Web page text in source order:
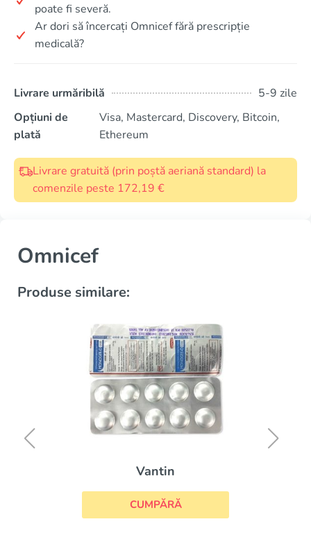
poate fi severă.
Ar dori să încercați Omnicef fără prescripție
medicală?
Livrare urmăribilă
5-9 zile
Opțiuni de
plată
Visa, Mastercard, Discovery, Bitcoin,
Ethereum
Livrare gratuită (prin poștă aeriană standard) la
comenzile peste 172,19 €
Omnicef
Produse similare:
Vantin
CUMPĂRĂ